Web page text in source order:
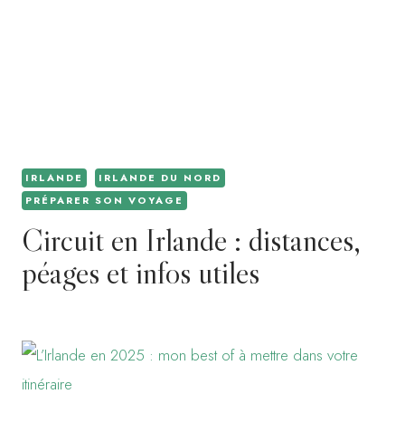
IRLANDE
IRLANDE DU NORD
PRÉPARER SON VOYAGE
Circuit en Irlande : distances,
péages et infos utiles